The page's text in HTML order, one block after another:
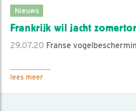
Nieuws
Frankrijk wil jacht
29.07.20 Franse
lees meer